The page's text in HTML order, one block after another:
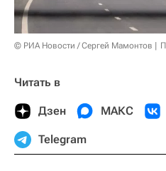
© РИА Новости / Сергей Мамонтов
Читать в
Дзен МАКС
Telegram